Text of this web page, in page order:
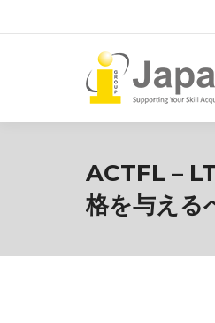
ACTFL –
格を与える